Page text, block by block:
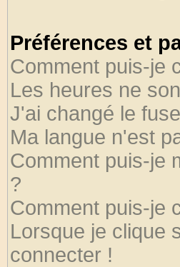
Préférences et
Comment puis-je
Les heures ne
J'ai changé le
Ma langue n'est
Comment puis-je
?
Comment puis-je
Lorsque je clique
connecter !